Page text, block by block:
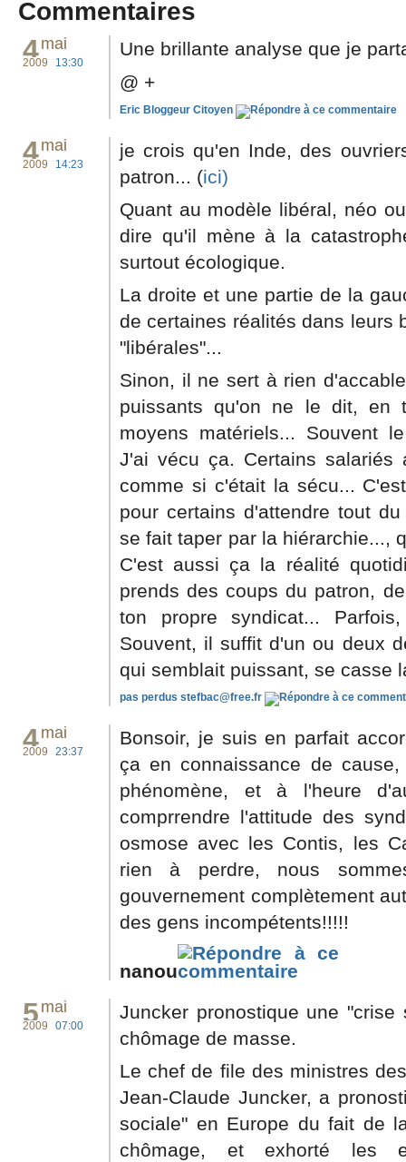
Commentaires
4mai
2009 13:30
Une brillante analyse que je
@ +
Eric Bloggeur Citoyen
4mai
2009 14:23
je crois qu'en Inde, des
patron... (ici)
Quant au modèle libéral, néo
dire qu'il mène à la
surtout écologique.
La droite et une partie de la
de certaines réalités dans leurs
"libérales"...
Sinon, il ne sert à rien
puissants qu'on ne le dit, en
moyens matériels... Souvent
J'ai vécu ça. Certains salariés
comme si c'était la sécu...
pour certains d'attendre tout
se fait taper par la hiérarchie...,
C'est aussi ça la réalité
prends des coups du patron,
ton propre syndicat...
Souvent, il suffit d'un ou deux
qui semblait puissant, se casse
pas perdus stefbac@free.fr
4mai
2009 23:37
Bonsoir, je suis en parfait
ça en connaissance de
phénomène, et à l'heure
comprrendre l'attitude des
osmose avec les Contis, les
rien à perdre, nous
gouvernement complètement
des gens incompétents!!!!!
nanou
5mai
2009 07:00
Juncker pronostique une
chômage de masse.
Le chef de file des ministres
Jean-Claude Juncker, a
sociale" en Europe du fait de
chômage, et exhorté les